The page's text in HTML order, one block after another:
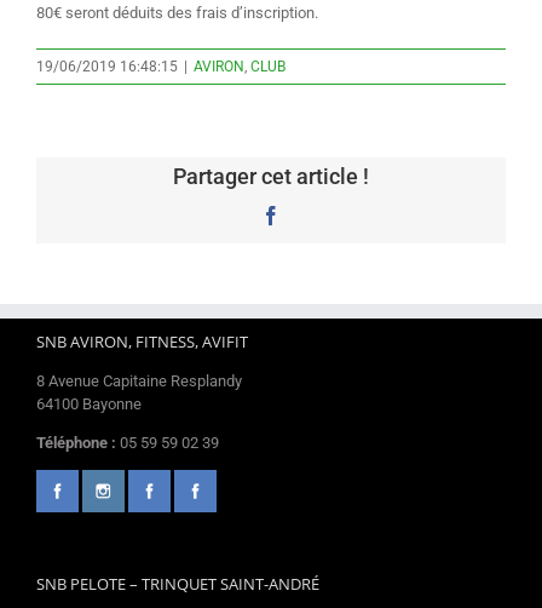
80€ seront déduits des frais d’inscription.
19/06/2019 16:48:15 AVIRON, CLUB
Partager cet article !
SNB AVIRON, FITNESS, AVIFIT
8 Avenue Capitaine Resplandy
64100 Bayonne
Téléphone : 05 59 59 02 39
SNB PELOTE – TRINQUET SAINT-ANDRÉ